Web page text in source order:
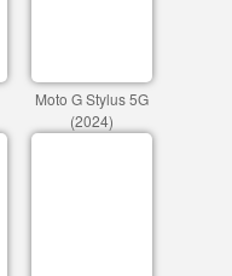
Moto G Stylus 5G
(2024)